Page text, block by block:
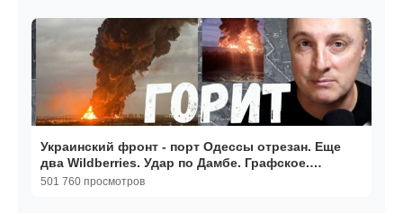
Украинский фронт - порт Одессы отрезан. Еще
два Wildberries. Удар по Дамбе. Графское.
22.07.26
501 760 просмотров